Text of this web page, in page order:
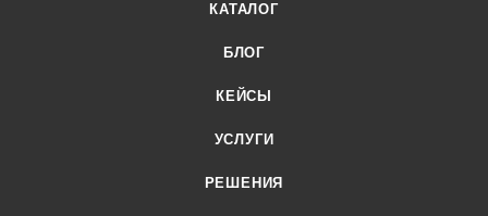
КАТАЛОГ
БЛОГ
КЕЙСЫ
УСЛУГИ
РЕШЕНИЯ